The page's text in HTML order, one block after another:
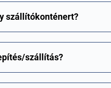
szállítókonténert?
szállítás?